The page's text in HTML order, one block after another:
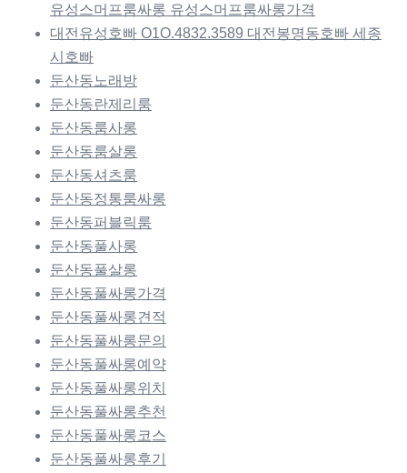
유성스머프룸싸롱 유성스머프룸싸롱가격
대전유성호빠 O1O.4832.3589 대전봉명동호빠 세종
시호빠
둔산동노래방
둔산동란제리룸
둔산동룸사롱
둔산동룸살롱
둔산동셔츠룸
둔산동정통룸싸롱
둔산동퍼블릭룸
둔산동풀사롱
둔산동풀살롱
둔산동풀싸롱가격
둔산동풀싸롱견적
둔산동풀싸롱문의
둔산동풀싸롱예약
둔산동풀싸롱위치
둔산동풀싸롱추천
둔산동풀싸롱코스
둔산동풀싸롱후기